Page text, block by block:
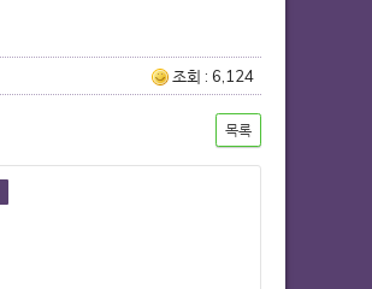
조회 : 6,124
목록